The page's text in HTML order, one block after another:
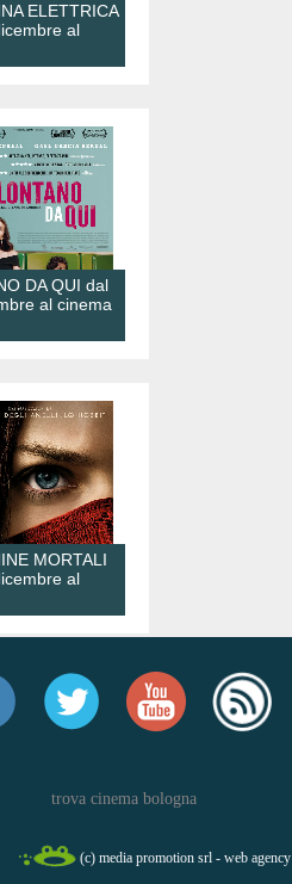
ELETTRICA
al
DA QUI dal
al cinema
MORTALI
al
trova cinema bologna
(c) media promotion srl - web agency